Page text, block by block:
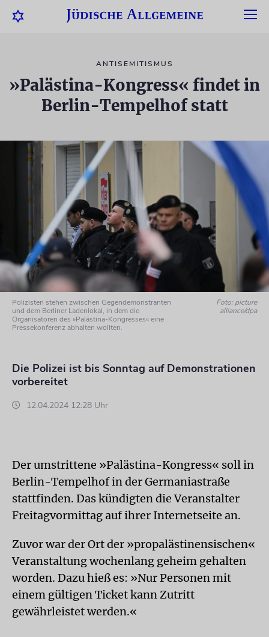
ANTISEMITISMUS
»Palästina-Kongress« findet in
Berlin-Tempelhof statt
Polizisten stehen zwischen Gegendemonstranten
und dem Berliner Ladenlokal, in dem die
Organisatoren des »Palästina-Kongresses« eine
Pressekonferenz abhalten wollten.
Foto: picture
alliance/dpa
Die Polizei ist bis Sonntag auf Demonstrationen
vorbereitet
12.04.2024 12:28 Uhr
Der umstrittene »Palästina-Kongress« soll in
Berlin-Tempelhof in der Germaniastraße
stattfinden. Das kündigten die Veranstalter
Freitagvormittag auf ihrer Internetseite an.
Zuvor war der Ort der »propalästinensischen«
Veranstaltung wochenlang geheim gehalten
worden. Dazu hieß es: »Nur Personen mit
einem gültigen Ticket kann Zutritt
gewährleistet werden.«